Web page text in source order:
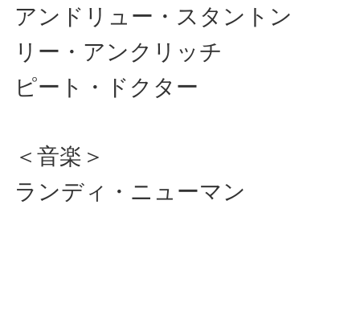
アンドリュー・スタントン
リー・アンクリッチ
ピート・ドクター
＜音楽＞
ランディ・ニューマン